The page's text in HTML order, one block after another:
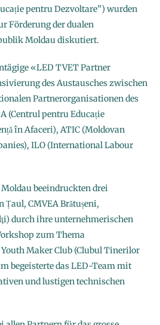
pentru Dezvoltare”) wurden
Förderung der dualen
Moldau diskutiert.
«LED TVET Partner
des Austausches zwischen
Partnerorganisationen des
(Centrul pentru Educație
în Afaceri), ATIC (Moldovan
ILO (International Labour
beeindruckten drei
Țaul, CMVEA Brătușeni,
durch ihre unternehmerischen
zum Thema
Maker Club (Clubul Tinerilor
begeisterte das LED-Team mit
und lustigen technischen